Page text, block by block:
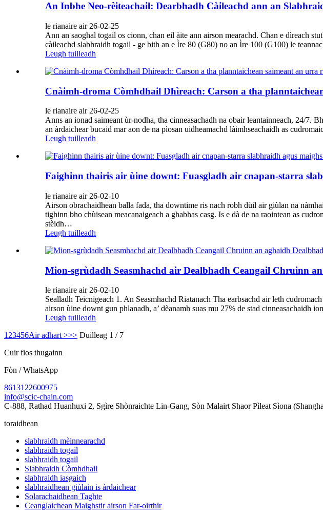
An Inbhe Neo-rèiteachail: Dearbhadh Càileachd ann an
le rianaire air 26-02-25
Ann an saoghal togail os cionn, chan eil àite ann airson mearachd. Chan e dìreach
càileachd slabhraidh togail - ge bith an e Ìre 80 (G80) no an Ìre 100 (G100) le
Leugh tuilleadh
Cnàimh-droma Còmhdhail Dhìreach: Carson a tha
le rianaire air 26-02-25
Anns an ionad saimeant ùr-nodha, tha cinneasachadh na obair leantainneach, 24/7.
an àrdaichear bucaid mar aon de na pìosan uidheamachd làimhseachaidh as
Leugh tuilleadh
Faighinn thairis air ùine downt: Fuasgladh air cnapan-starra
le rianaire air 26-02-10
Airson obrachaidhean balla fada, tha downtime ris nach robh dùil air giùlan na
tighinn bho chùisean meacanaigeach a ghabhas casg. Is e dà de na raointean as
stèidh…
Leugh tuilleadh
Mion-sgrùdadh Seasmhachd air Dealbhadh Ceangail Chruinn
le rianaire air 26-02-10
Sealladh Teicnigeach 1. An Seasmhachd Riatanach Tha earbsachd air leth
airson ùine downt gun phlanadh, a’ dèanamh suas mu 27% de stad cinneasachaidh
Leugh tuilleadh
1 23456Air adhart >>> Duilleag 1 / 7
Cuir fios thugainn
Fòn / WhatsApp
8613122600975
info@scic-chain.com
C-888, Rathad Huanhuxi 2, Sgìre Shònraichte Lin-Gang, Sòn Malairt Shaor Pìleat Sìona
toraidhean
slabhraidh mèinnearachd
slabhraidh togail
slabhraidh togail
Slabhraidh Còmhdhail
slabhraidh iasgaich
slabhraidhean giùlain is àrdaichear
Solarachaidhean Taghte
Ceanglaichean Maighstir airson Far-oirthir